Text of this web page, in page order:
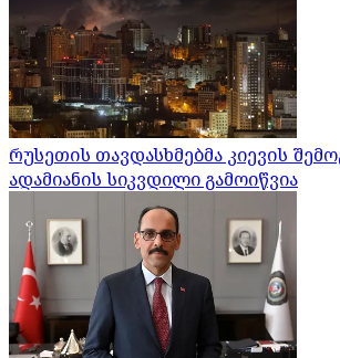
რუსეთის თავდასხმებმა კიევის
ადამიანის სიკვდილი გამოიწვია